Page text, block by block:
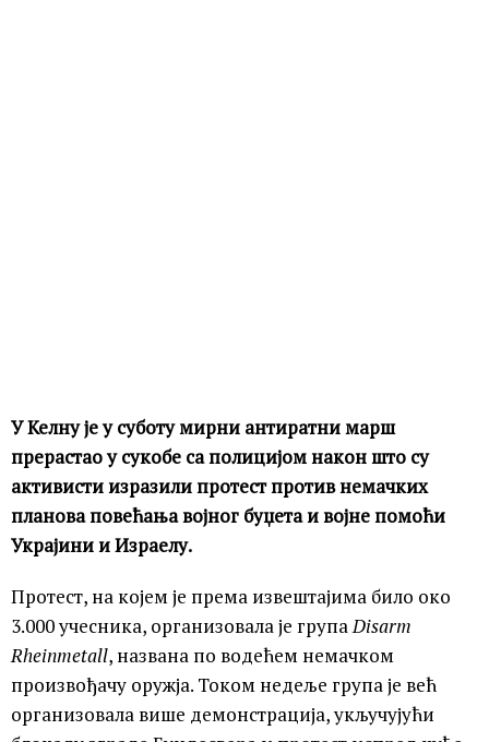
У Келну је у суботу мирни антиратни марш
прерастао у сукобе са полицијом након што су
активисти изразили протест против немачких
планова повећања војног буџета и војне помоћи
Украјини и Израелу.
Протест, на којем је према извештајима било око
3.000 учесника, организовала је групаDisarm
Rheinmetall, названa по водећем немачком
произвођачу оружја. Током недеље група је већ
организовала више демонстрација, укључујући